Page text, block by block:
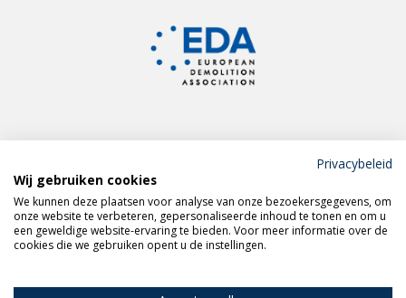
Meld je aan voor de
VERAS nieuwsbrief
Volg VERAS op
Privacybeleid
Wij gebruiken cookies
We kunnen deze plaatsen voor analyse van onze bezoekersgegevens, om
onze website te verbeteren, gepersonaliseerde inhoud te tonen en om u
een geweldige website-ervaring te bieden. Voor meer informatie over de
cookies die we gebruiken opent u de instellingen.